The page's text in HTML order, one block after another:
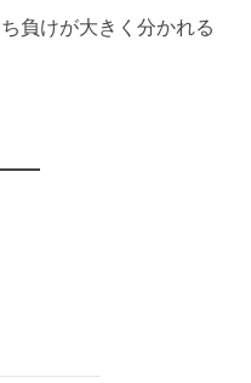
負けが大きく分かれる